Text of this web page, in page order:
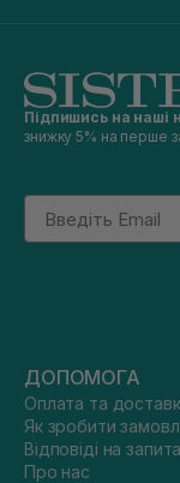
Підпишись на наші
знижку 5% на перше
Email
ДОПОМОГА
Оплата та
Як зробити
Відповіді на
Про нас